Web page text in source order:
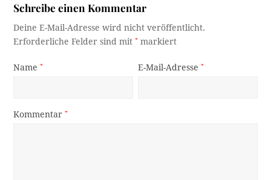
Schreibe einen Kommentar
Deine E-Mail-Adresse wird nicht veröffentlicht.
Erforderliche Felder sind mit* markiert
Name* E-Mail-Adresse*
Kommentar*